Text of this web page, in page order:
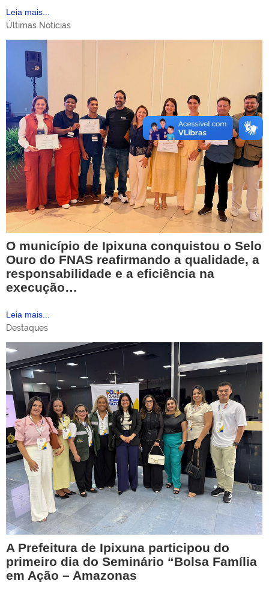
Leia mais...
Últimas Notícias
O município de Ipixuna conquistou o Selo
Ouro do FNAS reafirmando a qualidade, a
responsabilidade e a eficiência na
execução…
Leia mais...
Destaques
A Prefeitura de Ipixuna participou do
primeiro dia do Seminário “Bolsa Família
em Ação – Amazonas